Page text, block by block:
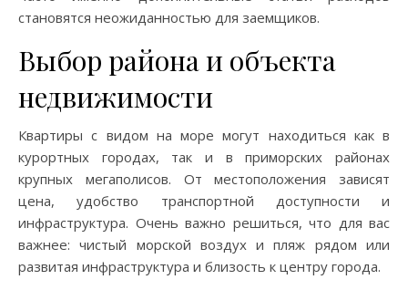
становятся неожиданностью для заемщиков.
Выбор района и объекта
недвижимости
Квартиры с видом на море могут находиться как в
курортных городах, так и в приморских районах
крупных мегаполисов. От местоположения зависят
цена, удобство транспортной доступности и
инфраструктура. Очень важно решиться, что для вас
важнее: чистый морской воздух и пляж рядом или
развитая инфраструктура и близость к центру города.